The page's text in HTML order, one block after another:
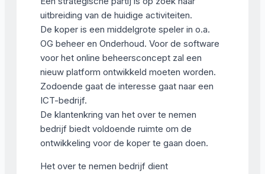
uitbreiding van de huidige activiteiten.
De koper is een middelgrote speler in o.a.
OG beheer en Onderhoud. Voor de software
voor het online beheersconcept zal een
nieuw platform ontwikkeld moeten worden.
Zodoende gaat de interesse gaat naar een
ICT-bedrijf.
De klantenkring van het over te nemen
bedrijf biedt voldoende ruimte om de
ontwikkeling voor de koper te gaan doen.
Het over te nemen bedrijf dient